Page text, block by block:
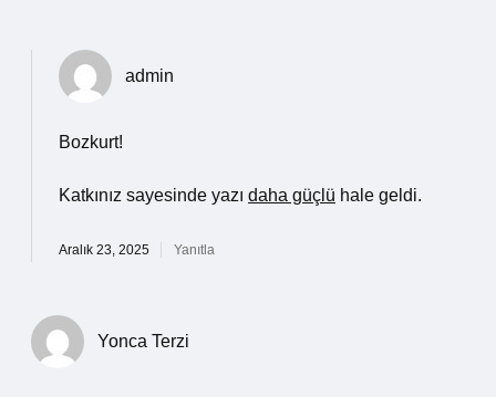
admin
Bozkurt!
Katkınız sayesinde yazı daha güçlü hale geldi.
Aralık 23, 2025 Yanıtla
Yonca Terzi